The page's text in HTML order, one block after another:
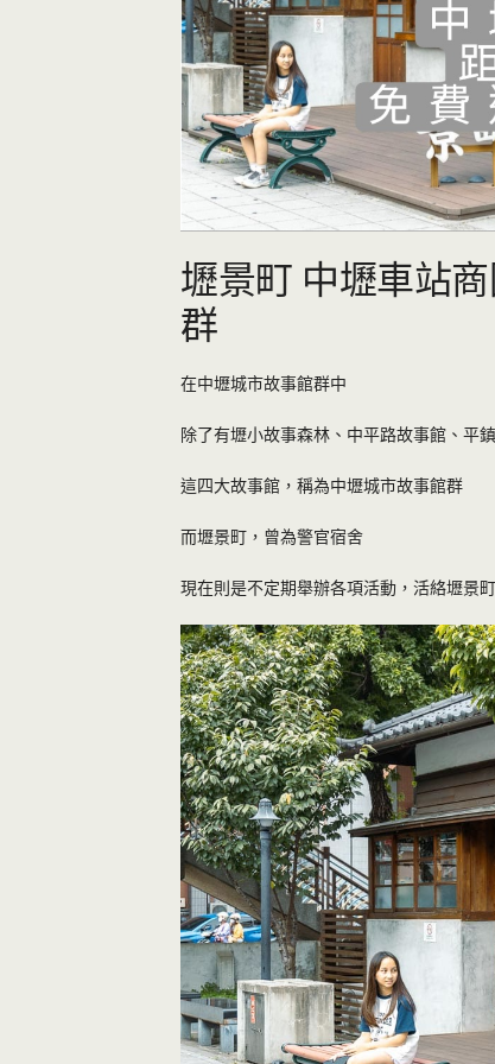
壢景町 中壢車站
群
在中壢城市故事館群中
除了有壢小故事森林、中平路故事館、平
這四大故事館，稱為中壢城市故事館群
而壢景町，曾為警官宿舍
現在則是不定期舉辦各項活動，活絡壢景